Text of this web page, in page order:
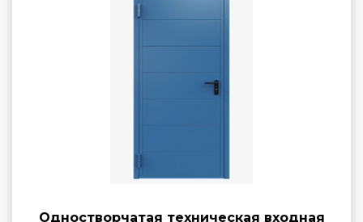
Одностворчатая техническая входная